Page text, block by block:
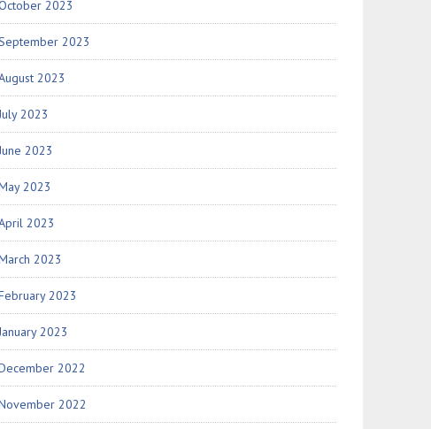
2023
2023
2023
2023
2023
2023
2023
2023
2023
2023
2022
2022